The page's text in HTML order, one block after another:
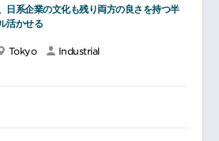
日系企業の文化も残り両方の良さを持つ半
活かせる
Tokyo
Industrial